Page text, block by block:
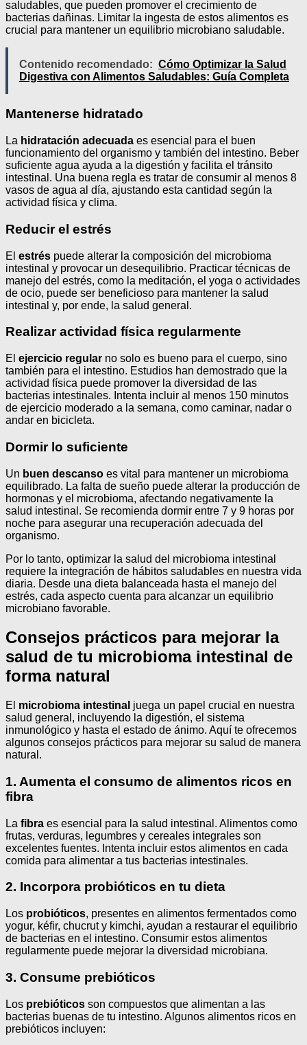
saludables, que pueden promover el crecimiento de
bacterias dañinas. Limitar la ingesta de estos alimentos es
crucial para mantener un equilibrio microbiano saludable.
Contenido recomendado: Cómo Optimizar la Salud
Digestiva con Alimentos Saludables: Guía Completa
Mantenerse hidratado
La hidratación adecuada es esencial para el buen
funcionamiento del organismo y también del intestino. Beber
suficiente agua ayuda a la digestión y facilita el tránsito
intestinal. Una buena regla es tratar de consumir al menos 8
vasos de agua al día, ajustando esta cantidad según la
actividad física y clima.
Reducir el estrés
El estrés puede alterar la composición del microbioma
intestinal y provocar un desequilibrio. Practicar técnicas de
manejo del estrés, como la meditación, el yoga o actividades
de ocio, puede ser beneficioso para mantener la salud
intestinal y, por ende, la salud general.
Realizar actividad física regularmente
El ejercicio regular no solo es bueno para el cuerpo, sino
también para el intestino. Estudios han demostrado que la
actividad física puede promover la diversidad de las
bacterias intestinales. Intenta incluir al menos 150 minutos
de ejercicio moderado a la semana, como caminar, nadar o
andar en bicicleta.
Dormir lo suficiente
Un buen descanso es vital para mantener un microbioma
equilibrado. La falta de sueño puede alterar la producción de
hormonas y el microbioma, afectando negativamente la
salud intestinal. Se recomienda dormir entre 7 y 9 horas por
noche para asegurar una recuperación adecuada del
organismo.
Por lo tanto, optimizar la salud del microbioma intestinal
requiere la integración de hábitos saludables en nuestra vida
diaria. Desde una dieta balanceada hasta el manejo del
estrés, cada aspecto cuenta para alcanzar un equilibrio
microbiano favorable.
Consejos prácticos para mejorar la
salud de tu microbioma intestinal de
forma natural
El microbioma intestinal juega un papel crucial en nuestra
salud general, incluyendo la digestión, el sistema
inmunológico y hasta el estado de ánimo. Aquí te ofrecemos
algunos consejos prácticos para mejorar su salud de manera
natural.
1. Aumenta el consumo de alimentos ricos en
fibra
La fibra es esencial para la salud intestinal. Alimentos como
frutas, verduras, legumbres y cereales integrales son
excelentes fuentes. Intenta incluir estos alimentos en cada
comida para alimentar a tus bacterias intestinales.
2. Incorpora probióticos en tu dieta
Los probióticos, presentes en alimentos fermentados como
yogur, kéfir, chucrut y kimchi, ayudan a restaurar el equilibrio
de bacterias en el intestino. Consumir estos alimentos
regularmente puede mejorar la diversidad microbiana.
3. Consume prebióticos
Los prebióticos son compuestos que alimentan a las
bacterias buenas de tu intestino. Algunos alimentos ricos en
prebióticos incluyen: